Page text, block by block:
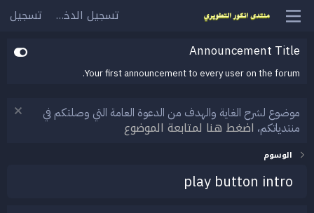
تسجيل الدخول تسجيل
Announcement Title
Your first announcement to every user on the forum.
موضوع لشرح الغاية والهدف من الدعوة العامة التي وصلتكم في
منتدياتكم، اضغط هنا لمتابعة الموضوع
الوسوم
play button intro